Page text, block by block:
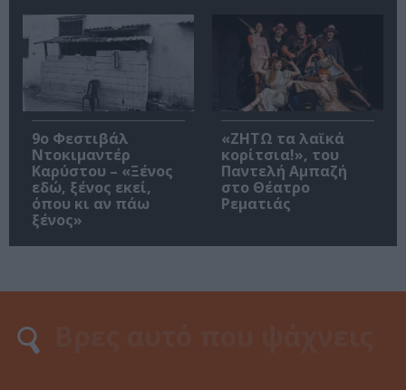
9ο Φεστιβάλ
Ντοκιμαντέρ
Καρύστου – «Ξένος
εδώ, ξένος εκεί,
όπου κι αν πάω
ξένος»
«ΖΗΤΩ τα λαϊκά
κορίτσια!», του
Παντελή Αμπαζή
στο Θέατρο
Ρεματιάς